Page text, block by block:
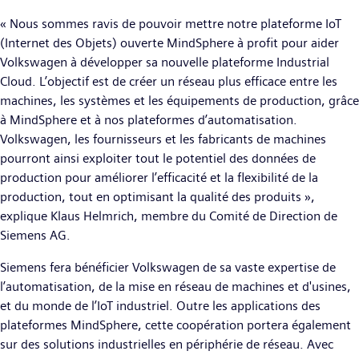
« Nous sommes ravis de pouvoir mettre notre plateforme IoT
(Internet des Objets) ouverte MindSphere à profit pour aider
Volkswagen à développer sa nouvelle plateforme Industrial
Cloud. L’objectif est de créer un réseau plus efficace entre les
machines, les systèmes et les équipements de production, grâce
à MindSphere et à nos plateformes d’automatisation.
Volkswagen, les fournisseurs et les fabricants de machines
pourront ainsi exploiter tout le potentiel des données de
production pour améliorer l’efficacité et la flexibilité de la
production, tout en optimisant la qualité des produits »,
explique Klaus Helmrich, membre du Comité de Direction de
Siemens AG.
Siemens fera bénéficier Volkswagen de sa vaste expertise de
l’automatisation, de la mise en réseau de machines et d'usines,
et du monde de l’IoT industriel. Outre les applications des
plateformes MindSphere, cette coopération portera également
sur des solutions industrielles en périphérie de réseau. Avec